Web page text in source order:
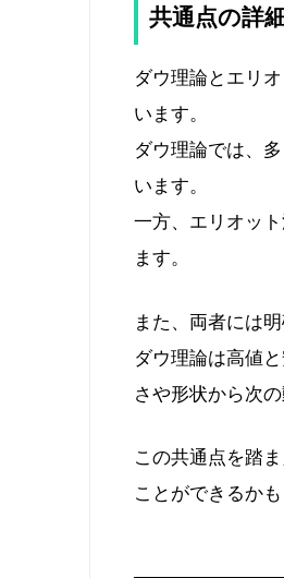
共通点の詳
ダウ理論とエリ
います。
ダウ理論では、
います。
一方、エリオッ
ます。
また、両者には
ダウ理論は高値
さや形状から次
この共通点を踏
ことができるかも